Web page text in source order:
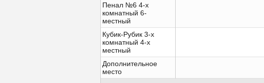
Пенал №6 4-х
комнатный 6-
местный
Кубик-Рубик 3-х
комнатный 4-х
местный
Дополнительное
место